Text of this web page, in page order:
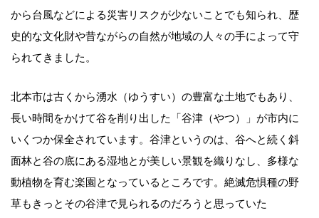
から台風などによる災害リスクが少ないことでも知られ、歴
史的な文化財や昔ながらの自然が地域の人々の手によって守
られてきました。
北本市は古くから湧水（ゆうすい）の豊富な土地でもあり、
長い時間をかけて谷を削り出した「谷津（やつ）」が市内に
いくつか保全されています。谷津というのは、谷へと続く斜
面林と谷の底にある湿地とが美しい景観を織りなし、多様な
動植物を育む楽園となっているところです。絶滅危惧種の野
草もきっとその谷津で見られるのだろうと思っていた